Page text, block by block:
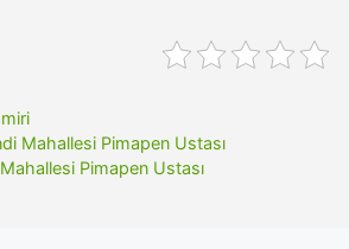
Mahallesi Pimapen Ustası
Pimapen Ustası